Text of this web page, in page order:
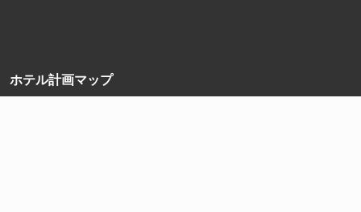
ホテル計画マップ